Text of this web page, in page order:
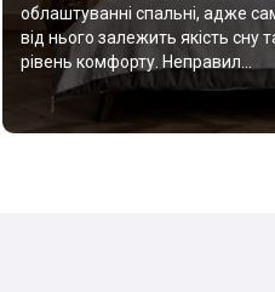
облаштуванні спальні, адже
від нього залежить якість сну
рівень комфорту. Неправил...